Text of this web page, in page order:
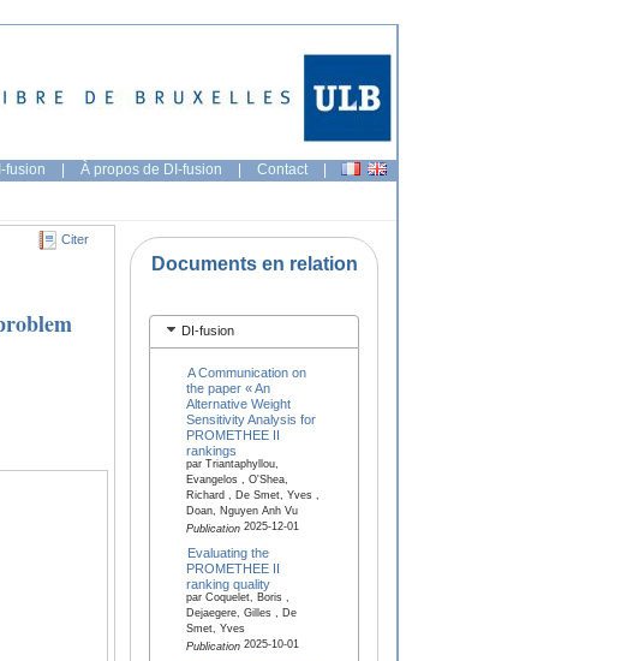
fusion | À propos de DI-fusion | Contact |
Citer
Documents en relation
DI-fusion
A Communication on
the paper « An
Alternative Weight
Sensitivity Analysis for
PROMETHEE II
rankings
par Triantaphyllou,
Evangelos , O'Shea,
Richard , De Smet, Yves ,
Doan, Nguyen Anh Vu
Publication2025-12-01
Evaluating the
PROMETHEE II
ranking quality
par Coquelet, Boris ,
Dejaegere, Gilles , De
Smet, Yves
Publication2025-10-01